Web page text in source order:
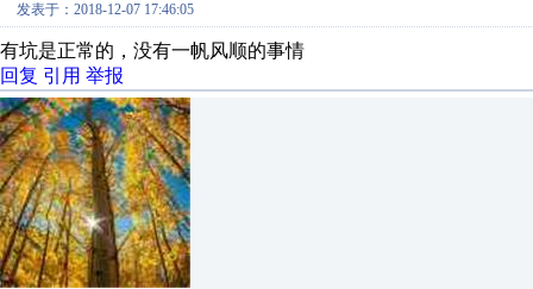
发表于：2018-12-07 17:46:05
有坑是正常的，没有一帆风顺的事情
回复 引用 举报